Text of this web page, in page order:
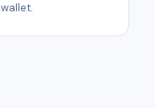
wallet.